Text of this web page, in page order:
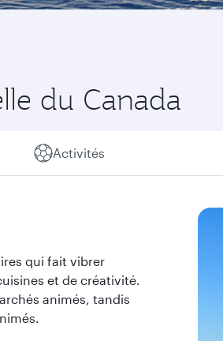
du Canada
Activités
qui fait vibrer
et de créativité.
animés, tandis